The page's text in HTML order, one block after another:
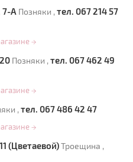
7-А Позняки , тел. 067 214 57
→
Позняки , тел. 067 462 49
→
, тел. 067 486 42 47
→
(Цветаевой)Троещина ,